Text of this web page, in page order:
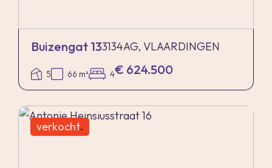
Buizengat 133134AG, VLAARDINGEN
5 66 m² 4€ 624.500
verkocht.